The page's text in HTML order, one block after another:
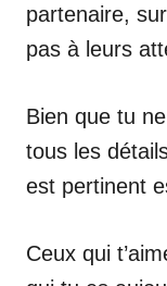
partenaire,
pas à leurs
Bien que tu
tous les
est pertinent
Ceux qui